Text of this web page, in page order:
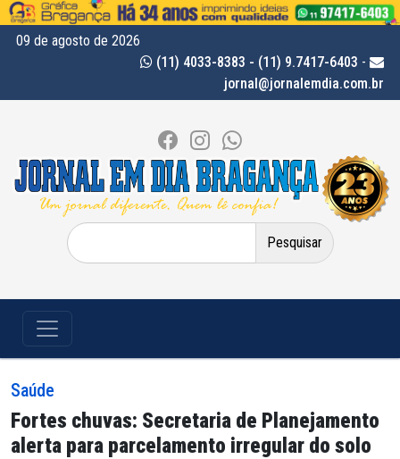
09 de agosto de 2026
(11) 4033-8383 - (11) 9.7417-6403 -
jornal@jornalemdia.com.br
Pesquisar
por:
Saúde
Fortes chuvas: Secretaria de Planejamento
alerta para parcelamento irregular do solo